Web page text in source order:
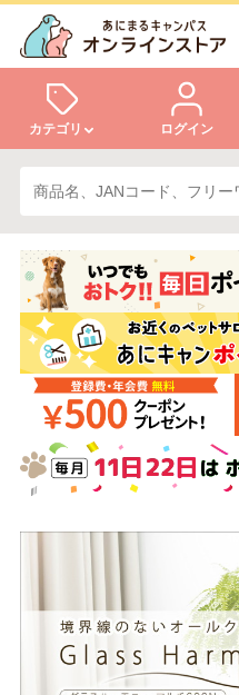
カテゴリ
犬
小動物・鳥
ドッグフード
美容・ケア用品
日用品（デイリー）
トリマーグッズ
ログイン
ログイン
会員登録
あにまるキャンパスにつ
アフターサービス
商品リクエスト
お問い合わせ